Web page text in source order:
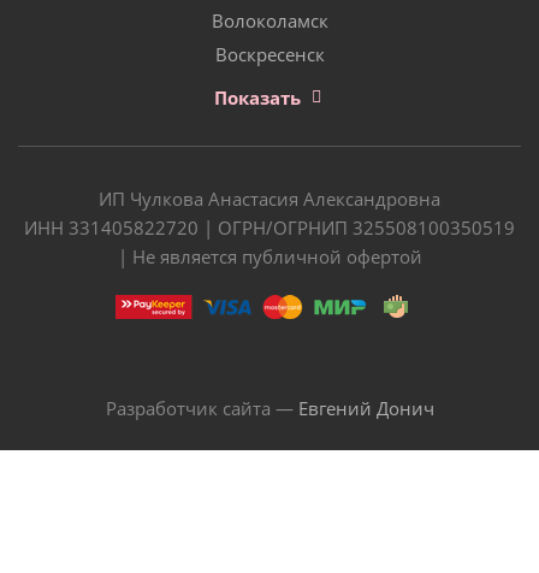
Волоколамск
Воскресенск
Показать
ИП Чулкова Анастасия Александровна
ИНН 331405822720 | ОГРН/ОГРНИП 325508100350519
| Не является публичной офертой
Разработчик сайта — Евгений Донич